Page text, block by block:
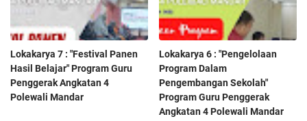
Lokakarya 7 : "Festival Panen
Hasil Belajar" Program Guru
Penggerak Angkatan 4
Polewali Mandar
Lokakarya 6 : "Pengelolaan
Program Dalam
Pengembangan Sekolah"
Program Guru Penggerak
Angkatan 4 Polewali Mandar